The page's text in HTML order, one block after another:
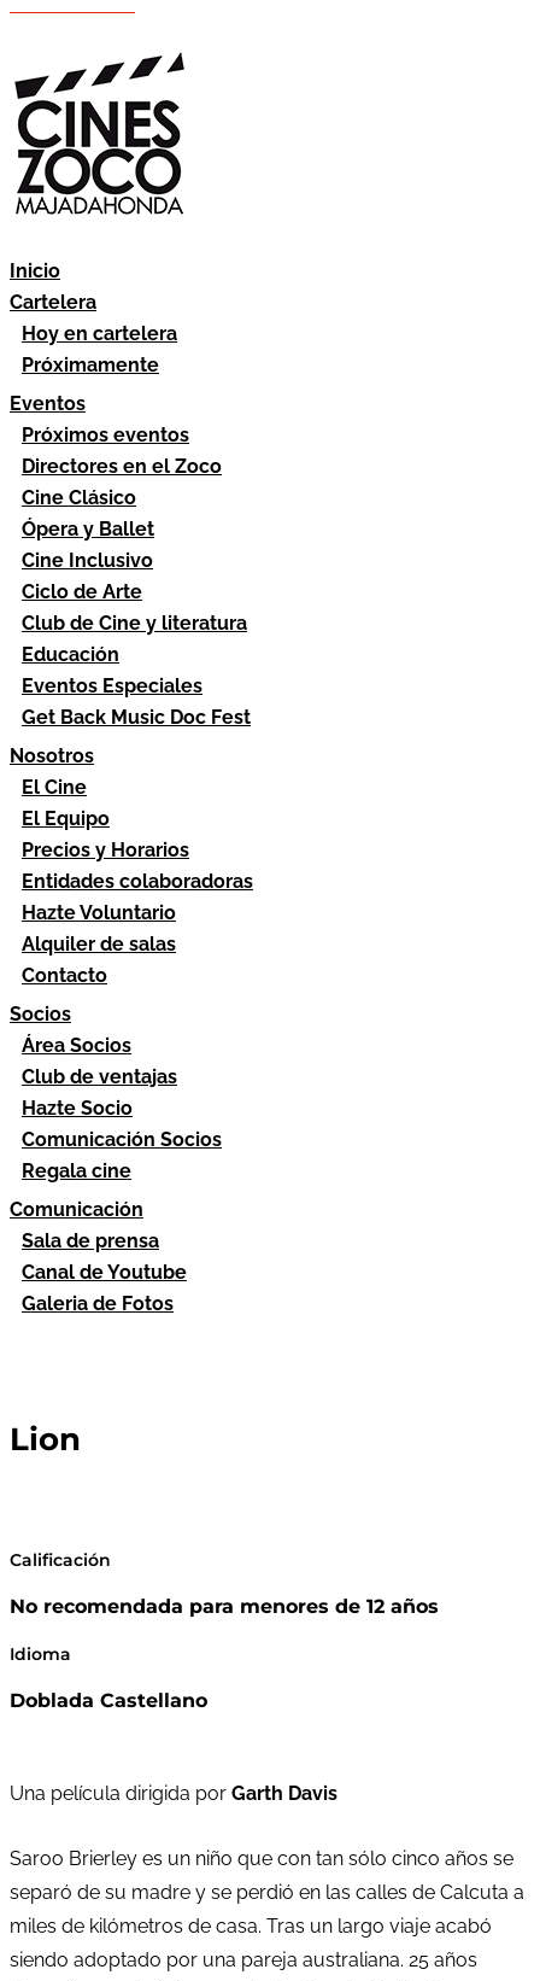
Inicio
Cartelera
Hoy en cartelera
Próximamente
Eventos
Próximos eventos
Directores en el Zoco
Cine Clásico
Ópera y Ballet
Cine Inclusivo
Ciclo de Arte
Club de Cine y literatura
Educación
Eventos Especiales
Get Back Music Doc Fest
Nosotros
El Cine
El Equipo
Precios y Horarios
Entidades colaboradoras
Hazte Voluntario
Alquiler de salas
Contacto
Socios
Área Socios
Club de ventajas
Hazte Socio
Comunicación Socios
Regala cine
Comunicación
Sala de prensa
Canal de Youtube
Galeria de Fotos
Lion
Calificación
No recomendada para menores de 12 años
Idioma
Doblada Castellano
Una película dirigida por Garth Davis
Saroo Brierley es un niño que con tan sólo cinco años se
separó de su madre y se perdió en las calles de Calcuta a
miles de kilómetros de casa. Tras un largo viaje acabó
siendo adoptado por una pareja australiana. 25 años